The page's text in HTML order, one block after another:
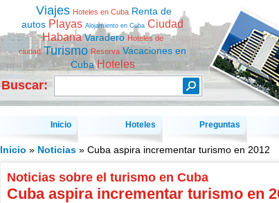
Viajes Hoteles en Cuba Renta de
autos Playas Alojamiento en Cuba Ciudad
Habana Varadero Hoteles de
ciudad Turismo Reserva Vacaciones en
Cuba Hoteles
Buscar:
Inicio Hoteles Preguntas
Inicio » Noticias» Cuba aspira incrementar turismo en 2012
Noticias sobre el turismo en Cuba
Cuba aspira incrementar turismo en